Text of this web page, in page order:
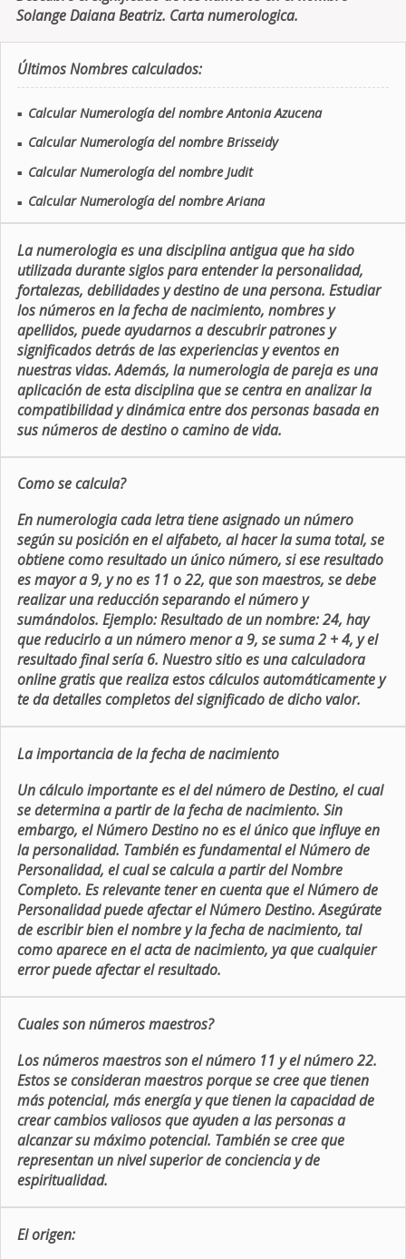
Solange Daiana Beatriz. Carta numerologica.
Últimos Nombres calculados:
■ Calcular Numerología del nombre Antonia Azucena
■ Calcular Numerología del nombre Brisseidy
■ Calcular Numerología del nombre Judit
■ Calcular Numerología del nombre Ariana
La numerologia es una disciplina antigua que ha sido
utilizada durante siglos para entender la personalidad,
fortalezas, debilidades y destino de una persona. Estudiar
los números en la fecha de nacimiento, nombres y
apellidos, puede ayudarnos a descubrir patrones y
significados detrás de las experiencias y eventos en
nuestras vidas. Además, la numerologia de pareja es una
aplicación de esta disciplina que se centra en analizar la
compatibilidad y dinámica entre dos personas basada en
sus números de destino o camino de vida.
Como se calcula?
En numerologia cada letra tiene asignado un número
según su posición en el alfabeto, al hacer la suma total, se
obtiene como resultado un único número, si ese resultado
es mayor a 9, y no es 11 o 22, que son maestros, se debe
realizar una reducción separando el número y
sumándolos. Ejemplo: Resultado de un nombre: 24, hay
que reducirlo a un número menor a 9, se suma 2 + 4, y el
resultado final sería 6. Nuestro sitio es una calculadora
online gratis que realiza estos cálculos automáticamente y
te da detalles completos del significado de dicho valor.
La importancia de la fecha de nacimiento
Un cálculo importante es el del número de Destino, el cual
se determina a partir de la fecha de nacimiento. Sin
embargo, el Número Destino no es el único que influye en
la personalidad. También es fundamental el Número de
Personalidad, el cual se calcula a partir del Nombre
Completo. Es relevante tener en cuenta que el Número de
Personalidad puede afectar el Número Destino. Asegúrate
de escribir bien el nombre y la fecha de nacimiento, tal
como aparece en el acta de nacimiento, ya que cualquier
error puede afectar el resultado.
Cuales son números maestros?
Los números maestros son el número 11 y el número 22.
Estos se consideran maestros porque se cree que tienen
más potencial, más energía y que tienen la capacidad de
crear cambios valiosos que ayuden a las personas a
alcanzar su máximo potencial. También se cree que
representan un nivel superior de conciencia y de
espiritualidad.
El origen: